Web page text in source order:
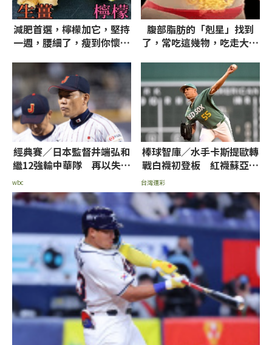
減肥首選，檸檬加它，堅持
一週，腰細了，瘦到你懷疑
腹部脂肪的「剋星」找到
了，常吃這幾物，吃走大肚
經典賽／日本監督井端弘和
繼12強輸中華隊 再以失敗
wbc
棒球智庫／水手卡斯提歐轉
戰白襪初登板 紅襪蘇亞雷
茲挨轟率低推薦讓分
台灣運彩